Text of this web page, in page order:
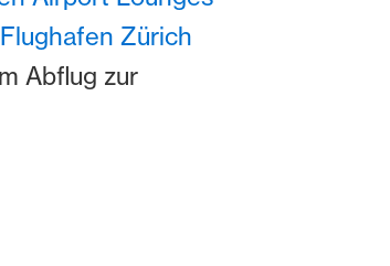
Flughafen Zürich
Abflug zur